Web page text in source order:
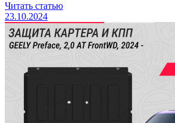
Читать статью
23.10.2024